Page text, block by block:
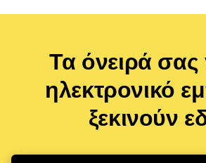
Τα όνειρά σας
ηλεκτρονικό
ξεκινούν